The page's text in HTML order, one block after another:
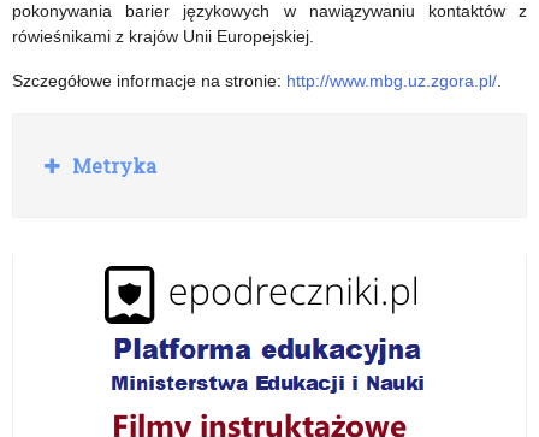
pokonywania barier językowych w nawiązywaniu kontaktów z
rówieśnikami z krajów Unii Europejskiej.
Szczegółowe informacje na stronie: http://www.mbg.uz.zgora.pl/.
kultury
R
o
Metryka